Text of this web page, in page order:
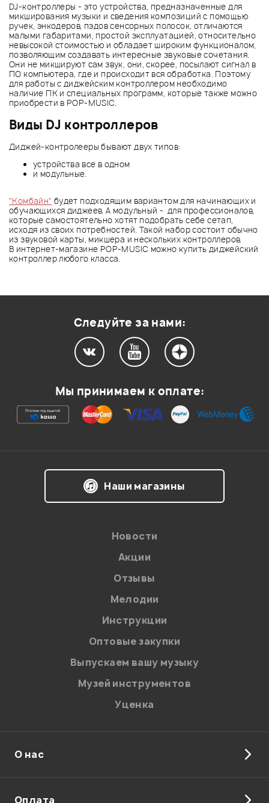
DJ-контроллеры - это устройства, предназначенные для
микширования музыки и сведения композиций с помощью
ручек, энкодеров, пэдов сенсорных полосок, отличаются
малыми габаритами, простой эксплуатацией, относительно
невысокой стоимостью и обладает широким функционалом,
позволяющим создавать интересные звуковые сочетания.
Они не микшируют сам звук, они, скорее, посылают сигнал в
ПО компьютера, где и происходит вся обработка. Поэтому
для работы с диджейским контроллером необходимо
наличие ПК и специальных программ, которые также можно
приобрести в POP-MUSIC.
Виды DJ контроллеров
Диджей-контролееры бывают двух типов:
устройства все в одном
и модульные.
"Комбайн" будет подходящим вариантом для начинающих и
обучающихся диджеев. А модульный - для профессионалов,
которые самостоятельно хотят подобрать себе сетап,
исходя из своих потребностей. Такой набор состоит обычно
из звуковой карты, микшера и нескольких контроллеров.
В интернет-магазине POP-MUSIC можно купить диджейский
контроллер любого класса.
Следуйте за нами:
Мы принимаем к оплате:
Наши магазины
Новости
Акции
Отзывы
Мелодии
Инструкции
Оптовые закупки
Выпускаем вашу музыку
Музей инструментов
Уценка
О нас
Оплата